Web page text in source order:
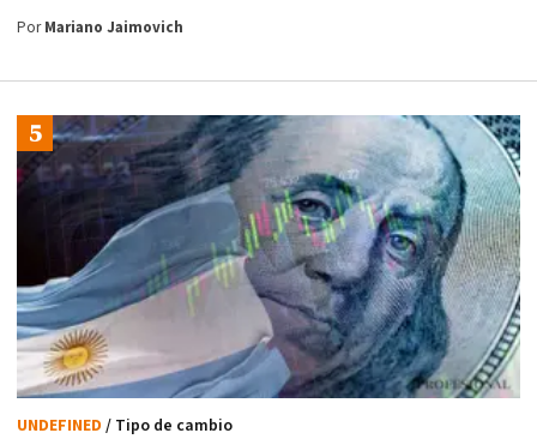
PorMariano Jaimovich
UNDEFINED / Tipo de cambio